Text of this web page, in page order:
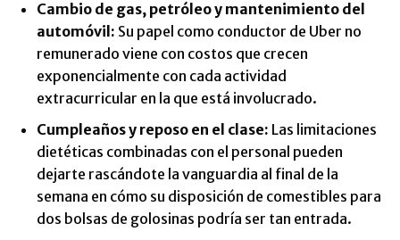
Cambio de gas, petróleo y mantenimiento del
automóvil : Su papel como conductor de Uber no
remunerado viene con costos que crecen
exponencialmente con cada actividad
extracurricular en la que está involucrado.
Cumpleaños y reposo en el clase: Las limitaciones
dietéticas combinadas con el personal pueden
dejarte rascándote la vanguardia al final de la
semana en cómo su disposición de comestibles para
dos bolsas de golosinas podría ser tan entrada.